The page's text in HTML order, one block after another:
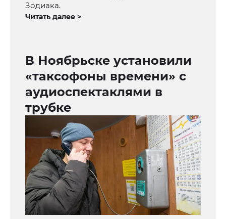
Зодиака.
Читать далее >
В Ноябрьске установили
«таксофоны времени» с
аудиоспектаклями в
трубке